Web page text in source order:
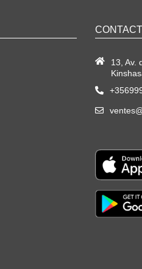
CONTACT
13, Av.